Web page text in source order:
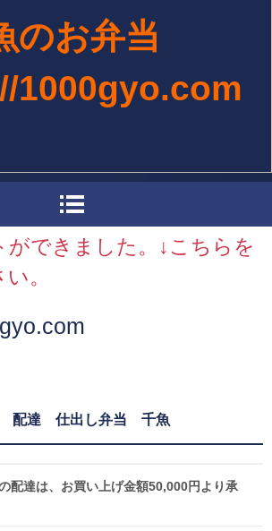
のお弁当
1000gyo.com
ができました。↓こちらを
。
配達 仕出し弁当 千魚
配達は、お買い上げ金額50,000円より承